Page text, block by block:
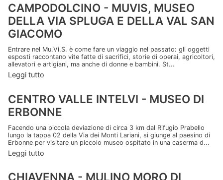
CAMPODOLCINO - MUVIS, MUSEO
DELLA VIA SPLUGA E DELLA VAL SAN
GIACOMO
Entrare nel Mu.Vi.S. è come fare un viaggio nel passato: gli oggetti
esposti raccontano vite fatte di sacrifici, storie di operai, agricoltori,
allevatori e artigiani, ma anche di donne e bambini. St...
Leggi tutto
CENTRO VALLE INTELVI - MUSEO DI
ERBONNE
Facendo una piccola deviazione di circa 3 km dal Rifugio Prabello
lungo la tappa 02 della Via dei Monti Lariani, si giunge al paesino di
Erbonne per visitare un piccolo museo ospitato in una caserma d...
Leggi tutto
CHIAVENNA - MULINO MORO DI